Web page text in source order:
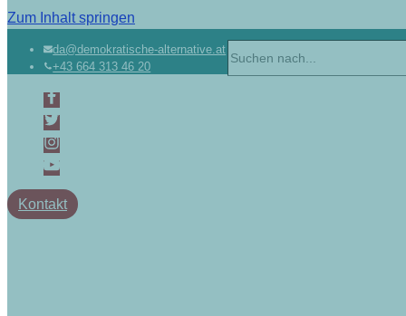
Zum Inhalt springen
da@demokratische-alternative.at
+43 664 313 46 20
Kontakt